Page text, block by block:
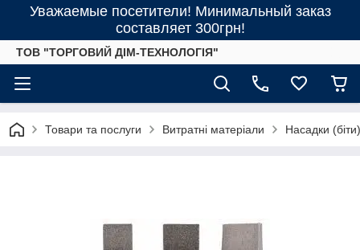
Уважаемые посетители! Минимальный заказ
составляет 300грн!
ТОВ "ТОРГОВИЙ ДІМ-ТЕХНОЛОГІЯ"
Товари та послуги Витратні матеріали Насадки